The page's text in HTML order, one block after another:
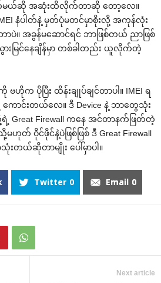
မယ်ဆို အဆုံးထိလိုက်တာဆို တော့လေ။
နံပါတ်နဲ့ မှတ်ပုံမတင်မှာစိုးလို့ အကုန်လုံး
။ အခွန်မဆောင်ရင် ဘာဖြစ်တယ် ညာဖြစ်
ြင်နေချိန်မှာ တစ်ခါတည်း ယူလိုက်တဲ့
ပိုပြီး ထိန်းချုပ်ချင်တာပါ။ IMEI ရ
ကောင်းတယ်လေ။ ဒီ Device နဲ့ ဘာတွေသုံး
Great Firewall ကနေ အင်တာနက်ဖြတ်တဲ့
တ် ဝိုင်ဖိုင်နဲ့ပဲဖြစ်ဖြစ် ဒီ Great Firewall
းတယ်ဆိုတာမျိုး ပေါ်မှာပါ။
Twitter 0 Email 0
Next article